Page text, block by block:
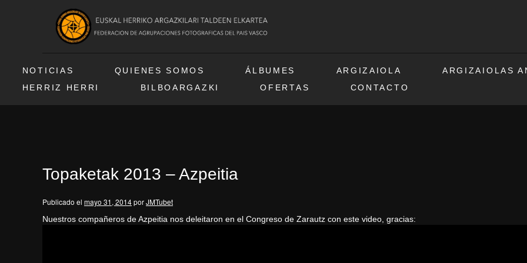
NOTICIAS QUIENES SOMOS ÁLBUMES ARGIZAIOLA ARGIZAIOLAS
HERRIZ HERRI
BILBOARGAZKI OFERTAS CONTACTO
Topaketak 2013 – Azpeitia
Publicado el mayo 31, 2014porJMTubet
Nuestros compañeros de Azpeitia nos deleitaron en el Congreso de Zarautz con este video, gracias: